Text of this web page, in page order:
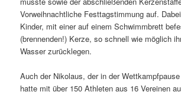
Vorweihnachtliche Festtagstimmung auf.
Kinder, mit einer auf einem Schwimmbrett
(brennenden!) Kerze, so schnell wie möglich
Wasser zurücklegen.
Auch der Nikolaus, der in der
hatte mit über 150 Athleten aus 16 Vereinen